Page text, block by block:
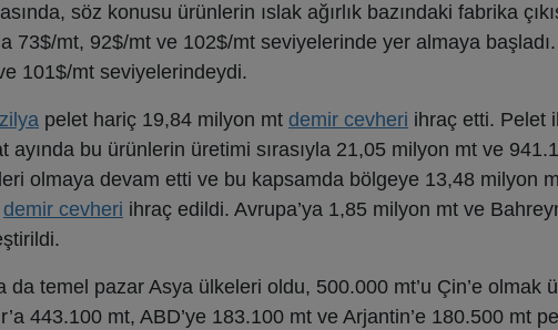
söz konusu ürünlerin ıslak ağırlık bazındaki fabrika
73$/mt, 92$/mt ve 102$/mt seviyelerinde yer almaya
101$/mt seviyelerindeydi.
pelet hariç 19,84 milyon mt demir cevheri ihraç etti. Pelet
ayında bu ürünlerin üretimi sırasıyla 21,05 milyon mt ve
olmaya devam etti ve bu kapsamda bölgeye 13,48 milyon
demir cevheri ihraç edildi. Avrupa’ya 1,85 milyon mt ve
da temel pazar Asya ülkeleri oldu, 500.000 mt’u Çin’e olmak
443.100 mt, ABD’ye 183.100 mt ve Arjantin’e 180.500 mt